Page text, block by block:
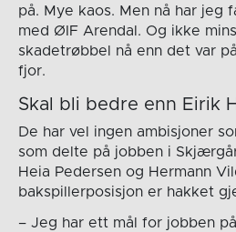
på. Mye kaos. Men nå har jeg
med ØIF Arendal. Og ikke
skadetrøbbel nå enn det var
fjor.
Skal bli bedre enn Eirik
De har vel ingen ambisjoner
som delte på jobben i
Heia Pedersen og Hermann
bakspillerposisjon er hakket
– Jeg har ett mål for jobben